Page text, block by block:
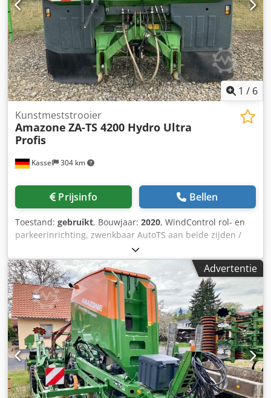
1 / 6
Kassel 304 km
Kunstmeststrooier
Amazone ZA-TS 4200 Hydro Ultra
Profis
Prijsinfo Bellen
Toestand: gebruikt, Bouwjaar: 2020, WindControl rol- en
parkeerinrichting, zwenkbaar AutoTS aan beide zijden /
buisbeschermbeugel L / hellingssensor voor weegsysteem
FlowCheck / EasyCheck-matten, 16 stuks / spatborden L en
ladders / LED-verlichting / afdekzeil L / strooischopset TS
Chodorxr Uyjpfx Aptoa
Advertentie